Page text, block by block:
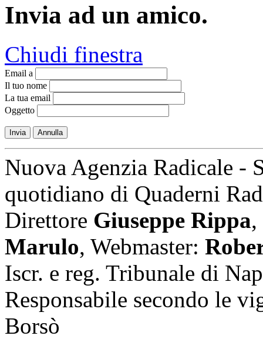
Invia ad un amico.
Chiudi finestra
Email a
Il tuo nome
La tua email
Oggetto
Invia Annulla
Nuova Agenzia Radicale -
quotidiano di Quaderni
Direttore Giuseppe Rippa,
Marulo, Webmaster:
Iscr. e reg. Tribunale di
Responsabile secondo le
Borsò